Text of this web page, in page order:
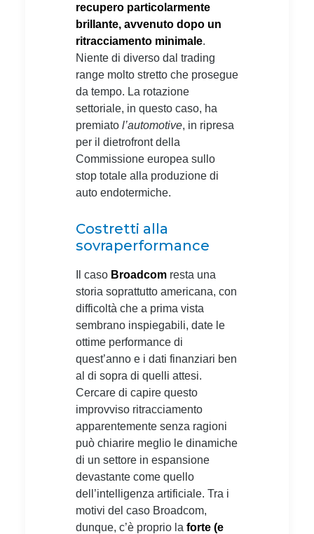
recupero particolarmente
brillante, avvenuto dopo un
ritracciamento minimale.
Niente di diverso dal trading
range molto stretto che prosegue
da tempo. La rotazione
settoriale, in questo caso, ha
premiato l’automotive, in ripresa
per il dietrofront della
Commissione europea sullo
stop totale alla produzione di
auto endotermiche.
Costretti alla
sovraperformance
Il caso Broadcom resta una
storia soprattutto americana, con
difficoltà che a prima vista
sembrano inspiegabili, date le
ottime performance di
quest’anno e i dati finanziari ben
al di sopra di quelli attesi.
Cercare di capire questo
improvviso ritracciamento
apparentemente senza ragioni
può chiarire meglio le dinamiche
di un settore in espansione
devastante come quello
dell’intelligenza artificiale. Tra i
motivi del caso Broadcom,
dunque, c’è proprio la forte (e